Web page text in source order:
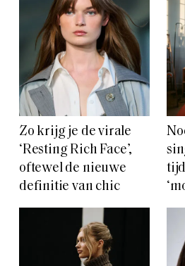
Zo krijg je de virale
‘Resting Rich Face’,
oftewel de nieuwe
definitie van chic